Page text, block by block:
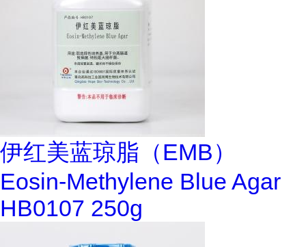
伊红美蓝琼脂（EMB）
Eosin-Methylene Blue Agar
HB0107 250g